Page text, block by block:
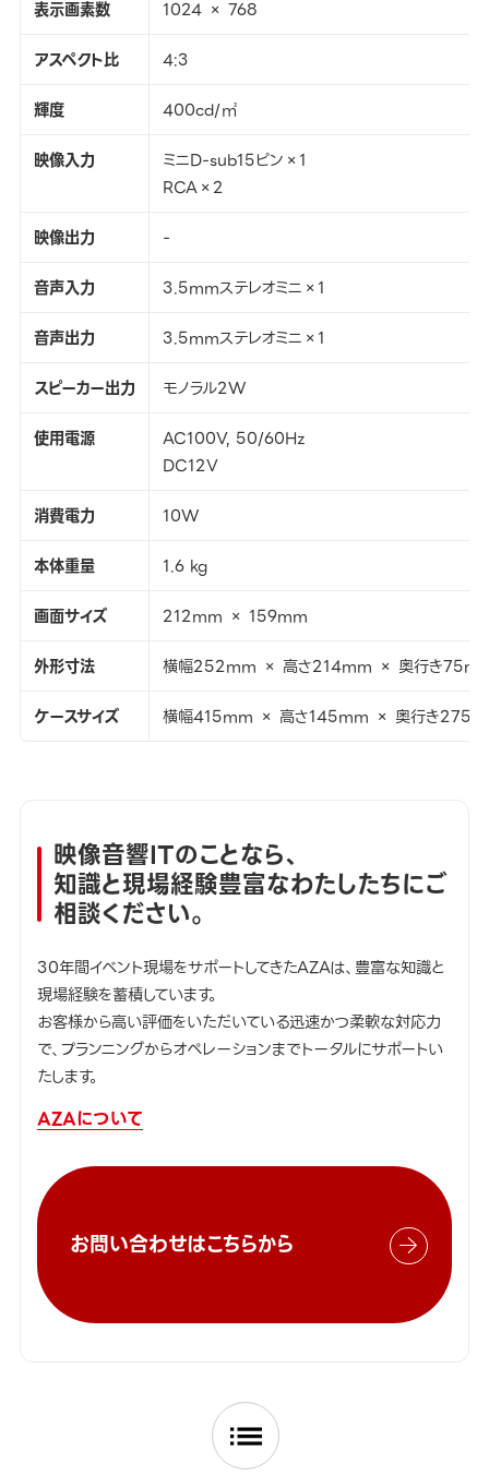
表示画素数
1024 × 768
アスペクト比
4:3
輝度
400cd/㎡
映像入力
ミニD-sub15ピン×1
RCA×2
映像出力
-
音声入力
3.5mmステレオミニ×1
音声出力
3.5mmステレオミニ×1
スピーカー出力
モノラル2W
使用電源
AC100V, 50/60Hz
DC12V
消費電力
10W
本体重量
1.6 kg
画面サイズ
212mm × 159mm
外形寸法
横幅252mm × 高さ214mm × 奥行き
ケースサイズ
横幅415mm × 高さ145mm × 奥行き
映像音響ITのことなら、
知識と現場経験豊富なわたしたちにご
相談ください。
30年間イベント現場をサポートしてきたAZAは、豊富な知識と
現場経験を蓄積しています。
お客様から高い評価をいただいている迅速かつ柔軟な対応力
で、プランニングからオペレーションまでトータルにサポートい
たします。
AZAについて
お問い合わせはこちらから